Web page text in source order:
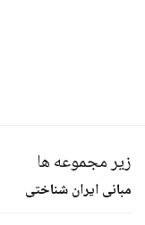
زیر مجموعه ها
مبانی ایران شناختی